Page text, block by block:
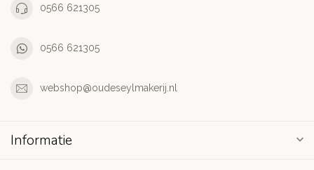
0566 621305
0566 621305
webshop@oudeseylmakerij.nl
Informatie